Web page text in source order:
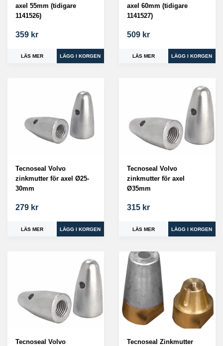
axel 55mm (tidigare
1141526)
359 kr
LÄS MER
axel 60mm (tidigare
1141527)
509 kr
LÄS MER
Tecnoseal Volvo
zinkmutter för axel Ø25-
30mm
279 kr
LÄS MER
Tecnoseal Volvo
zinkmutter för axel
Ø35mm
315 kr
LÄS MER
Tecnoseal Volvo Tecnoseal Zinkmutter